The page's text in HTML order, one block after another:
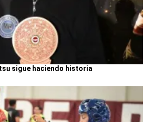
sigue haciendo historia